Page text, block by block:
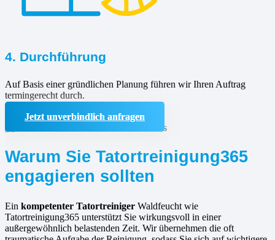
4. Durchführung
Auf Basis einer gründlichen Planung führen wir Ihren Auftrag
termingerecht durch.
Jetzt unverbindlich anfragen
Warum Sie Tatortreinigung365
engagieren sollten
Ein kompetenter Tatortreiniger Waldfeucht wie
Tatortreinigung365 unterstützt Sie wirkungsvoll in einer
außergewöhnlich belastenden Zeit. Wir übernehmen die oft